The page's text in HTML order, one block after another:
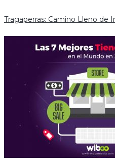
Tragaperras: Camino Lleno de